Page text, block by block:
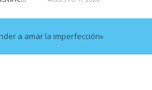
a amar la imperfección»